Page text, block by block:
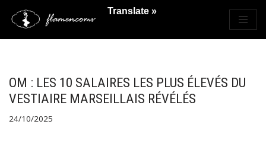
Saltar
OM : LES 10 SALAIRES LES PLUS ÉLEVÉS DU
VESTIAIRE MARSEILLAIS RÉVÉLÉS
24/10/2025
Translate »